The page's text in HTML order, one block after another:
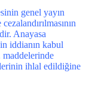
genel yayın
Anayasa
iddianın kabul
maddelerinde
ihlal edildiğine